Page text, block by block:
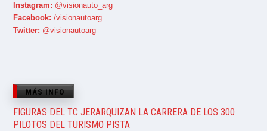
Instagram: @visionauto_arg
Facebook: /visionautoarg
Twitter: @visionautoarg
MÁS INFO
FIGURAS DEL TC JERARQUIZAN LA CARRERA DE LOS 300
PILOTOS DEL TURISMO PISTA